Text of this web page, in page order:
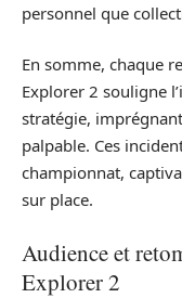
personnel que
En somme, chaque
Explorer 2 souligne
stratégie,
palpable. Ces
championnat,
sur place.
Audience et
Explorer 2